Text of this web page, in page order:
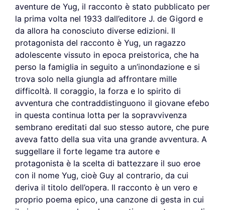
aventure de Yug, il racconto è stato pubblicato per
la prima volta nel 1933 dall’editore J. de Gigord e
da allora ha conosciuto diverse edizioni. Il
protagonista del racconto è Yug, un ragazzo
adolescente vissuto in epoca preistorica, che ha
perso la famiglia in seguito a un’inondazione e si
trova solo nella giungla ad affrontare mille
difficoltà. Il coraggio, la forza e lo spirito di
avventura che contraddistinguono il giovane efebo
in questa continua lotta per la sopravvivenza
sembrano ereditati dal suo stesso autore, che pure
aveva fatto della sua vita una grande avventura. A
suggellare il forte legame tra autore e
protagonista è la scelta di battezzare il suo eroe
con il nome Yug, cioè Guy al contrario, da cui
deriva il titolo dell’opera. Il racconto è un vero e
proprio poema epico, una canzone di gesta in cui